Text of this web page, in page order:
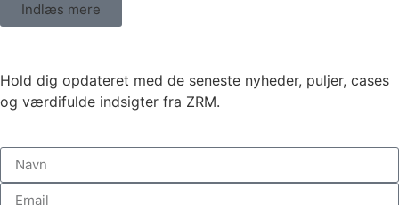
Indlæs mere
Hold dig opdateret med de seneste nyheder, puljer, cases
og værdifulde indsigter fra ZRM.